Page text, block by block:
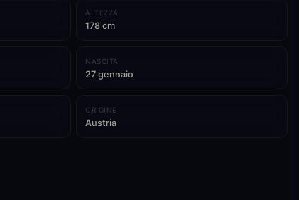
ALTEZZA
178 cm
NASCITA
27 gennaio
ORIGINE
Austria